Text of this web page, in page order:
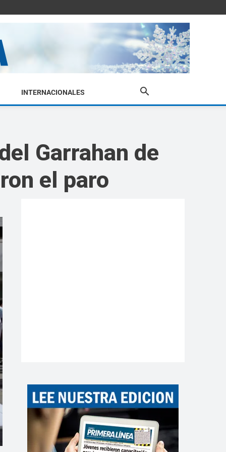
INTERNACIONALES
Garrahan de
el paro